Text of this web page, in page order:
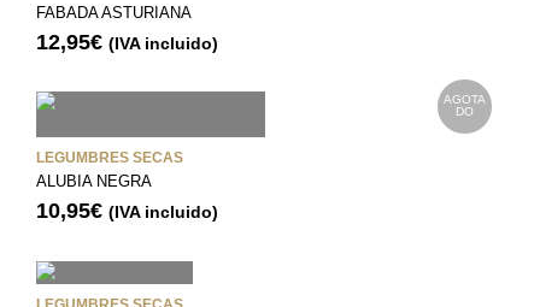
FABADA ASTURIANA
12,95€ (IVA incluido)
AGOTA
DO
LEGUMBRES SECAS
ALUBIA NEGRA
10,95€ (IVA incluido)